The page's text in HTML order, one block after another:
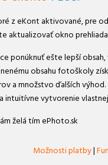
z eKont aktivované, pre
aktualizovať okno
ponúknuť ešte lepší
obsahu fotoškoly
a množstvo ďalších
intuitívne vytvorenie
želá tím ePhoto.sk
Možnosti platby|